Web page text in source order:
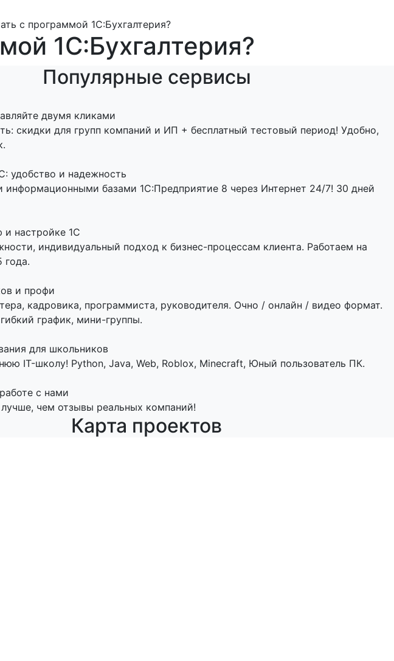
с программой 1С:Бухгалтерия?
1С:Бухгалтерия?
Популярные сервисы
двумя кликами
скидки для групп компаний и ИП + бесплатный тестовый период! Удобно,
удобство и надежность
информационными базами 1С:Предприятие 8 через Интернет 24/7! 30 дней
и настройке 1С
индивидуальный подход к бизнес-процессам клиента. Работаем на
года.
и профи
кадровика, программиста, руководителя. Очно / онлайн / видео формат.
график, мини-группы.
для школьников
IT-школу! Python, Java, Web, Roblox, Minecraft, Юный пользователь ПК.
с нами
чем отзывы реальных компаний!
Карта проектов